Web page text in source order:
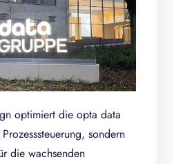
optimiert die opta data
sondern
die wachsenden